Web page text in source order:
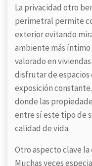
La privacidad otro
perimetral permite
exterior evitando
ambiente más íntimo
valorado en
disfrutar de espacios
exposición
donde las
entre sí este tipo de
calidad de vida.
Otro aspecto clave
Muchas veces